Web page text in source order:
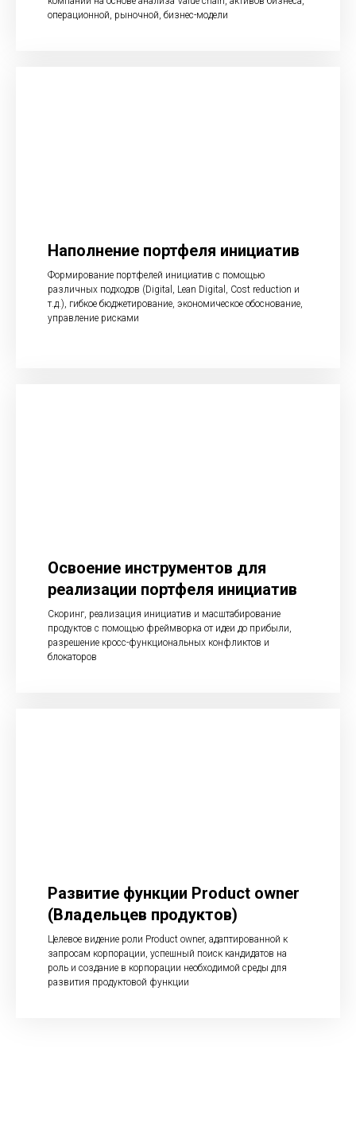
операционной, рыночной, бизнес-модели
Наполнение портфеля инициатив
Формирование портфелей инициатив с помощью
различных подходов (Digital, Lean Digital, Cost reduction и
т.д.), гибкое бюджетирование, экономическое обоснование,
управление рисками
Освоение инструментов для
реализации портфеля инициатив
Скоринг, реализация инициатив и масштабирование
продуктов с помощью фреймворка от идеи до прибыли,
разрешение кросс-функциональных конфликтов и
блокаторов
Развитие функции Product owner
(Владельцев продуктов)
Целевое видение роли Product owner, адаптированной к
запросам корпорации, успешный поиск кандидатов на
роль и создание в корпорации необходимой среды для
развития продуктовой функции